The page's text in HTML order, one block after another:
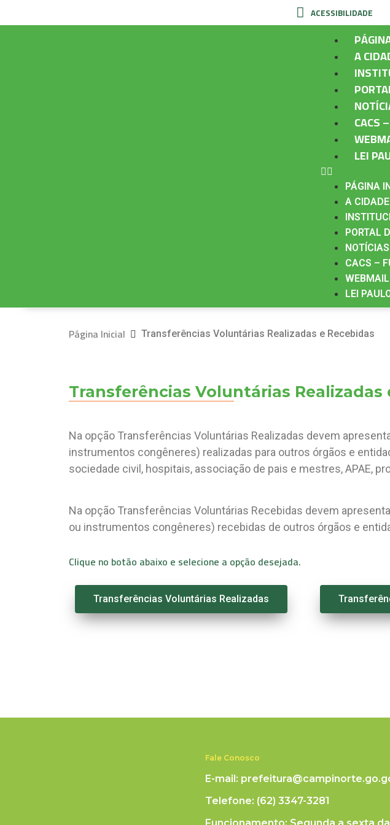
ACESSIBILIDADE
A
CACS
LEI
PÁGINA
A CIDADE
PORTAL
NOTÍCIAS
CACS –
WEBMAIL
LEI
Página Inicial Transferências Voluntárias Realizadas e Recebidas
Transferências Voluntárias Realizadas
Na opção Transferências Voluntárias Realizadas devem
instrumentos congêneres) realizadas para outros órgãos e
sociedade civil, hospitais, associação de pais e mestres, APAE,
Na opção Transferências Voluntárias Recebidas devem
ou instrumentos congêneres) recebidas de outros órgãos e
Clique no botão abaixo e selecione a opção desejada.
Transferências Voluntárias Realizadas
Fale Conosco
E-mail:
Telefone: (62) 3347-3281